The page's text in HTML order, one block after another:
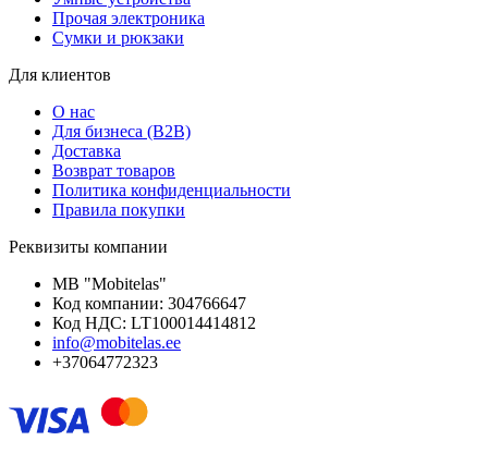
Прочая электроника
Сумки и рюкзаки
Для клиентов
О нас
Для бизнеса (B2B)
Доставка
Возврат товаров
Политика конфиденциальности
Правила покупки
Реквизиты компании
MB "Mobitelas"
Код компании: 304766647
Код НДС: LT100014414812
info@mobitelas.ee
+37064772323